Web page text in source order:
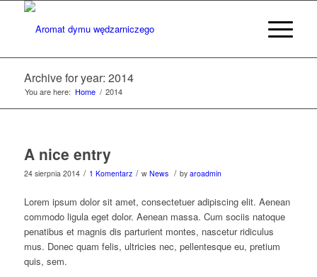
Archive for year: 2014
You are here: Home / 2014
A nice entry
24 sierpnia 2014 / 1 Komentarz / w News / by aroadmin
Lorem ipsum dolor sit amet, consectetuer adipiscing elit. Aenean
commodo ligula eget dolor. Aenean massa. Cum sociis natoque
penatibus et magnis dis parturient montes, nascetur ridiculus
mus. Donec quam felis, ultricies nec, pellentesque eu, pretium
quis, sem.